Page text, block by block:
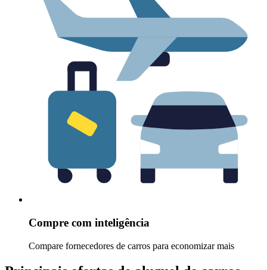
Compre com inteligência
Compare fornecedores de carros para economizar mais